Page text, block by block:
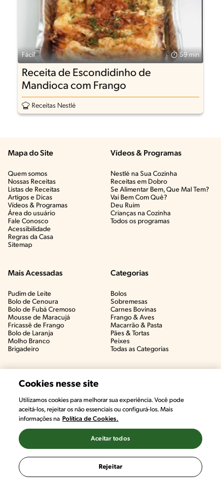
Fácil 59 min
Receita de Escondidinho de
Mandioca com Frango
Receitas Nestlé
Mapa do Site
Quem somos
Nossas Receitas
Listas de Receitas​
Artigos e Dicas​
Vídeos & Programas​
Área do usuário
Fale Conosco
Acessibilidade
Regras da Casa
Sitemap
Vídeos & Programas​
Nestlé na Sua Cozinha
Receitas em Dobro
Se Alimentar Bem, Que Mal Tem?​
Vai Bem Com Quê?​
Deu Ruim​
Crianças na Cozinha​
Todos os programas
Mais Acessadas
Pudim de Leite
Bolo de Cenoura
Bolo de Fubá Cremoso
Mousse de Maracujá
Fricassê de Frango
Bolo de Laranja
Molho Branco
Brigadeiro
Categorias
Bolos
Sobremesas
Carnes Bovinas​
Frango & Aves​
Macarrão & Pasta​
Pães & Tortas​
Peixes
Todas as Categorias
Cookies nesse site
Utilizamos cookies para melhorar sua experiência. Você pode
aceitá-los, rejeitar os não essenciais ou configurá-los. Mais
informações na Política de Cookies.
Rejeitar
Aceitar todos